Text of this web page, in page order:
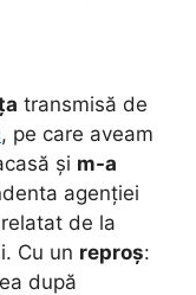
transmisă de
, pe care aveam
și m-a
agenției
de la
Cu un reproș:
după